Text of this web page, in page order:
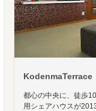
KodenmaTerrace
都心の中央に、徒歩
用シェアハウスが